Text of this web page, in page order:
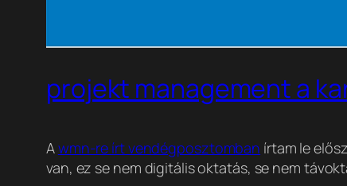
projekt management a
Awmn-re írt vendégposztomban írtam le
van, ez se nem digitális oktatás, se nem